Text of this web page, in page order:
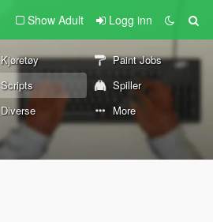
Show Adult Logg inn
Kjøretøy
Paint Jobs
Scripts
Spiller
Diverse More